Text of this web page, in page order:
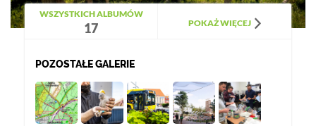
WSZYSTKICH ALBUMÓW
17 POKAŻ WIĘCEJ
POZOSTAŁE GALERIE